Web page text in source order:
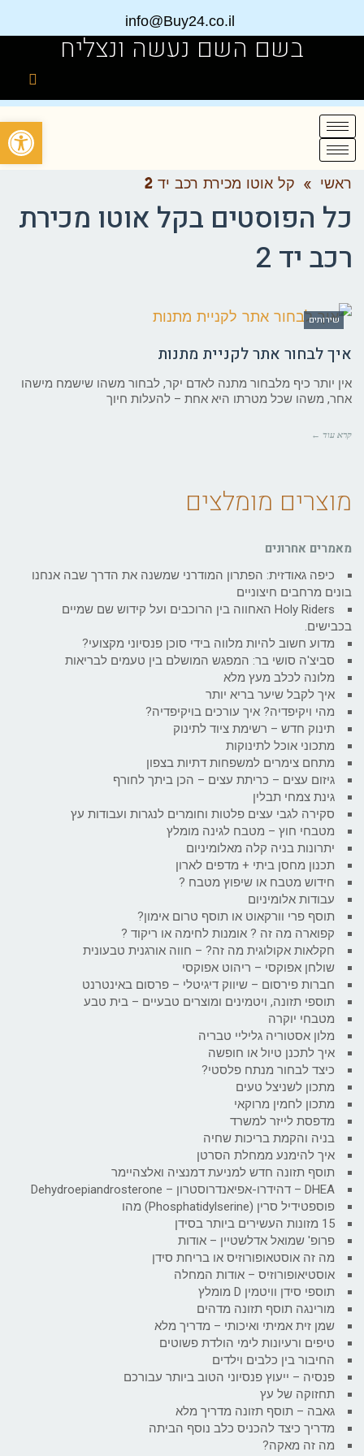
info@Buy24.co.il
בשם השם נעשה ונצליח
ראשי » קל אוטו מכירת רכב יד 2
כל הפוסטים בקל אוטו מכירת
רכב יד 2
שירותים
איך לבחור אתר לקניית מתנות
אין יותר כיף מלבחור מתנה לאדם יקר, לבחור משהו שישמח מישהו
אחר, משהו שכל מטרתו היא אחת – להעלות חיוך
קרא עוד ←
מוצרים מומלצים
מאמרים אחרונים
כיפה גאודזית: הפתרון המודרני שמשנה את הדרך שבה אנחנו
בונים מרחבים חיצוניים
Holy Riders האחווה בין הרוכבים ועל קידוש שם שמיים
בכבישים.
מדוע חשוב להיות מלווה בידי סוכן פנסיוני מקצועי?
סביצ'ה סושי בר: המפגש המושלם בין טעמים לבריאות
מלונה לכלב מעץ מלא
איך לקבל שיער בריא יותר
מהי ויקיפדיה? איך עורכים בויקיפדיה?
תינוק חדש – רשימת ציוד לתינוק
מתכוני אוכל לתינוקות
מתחם צימרים למשפחות דתיות בצפון
גיזום עצים – כריתת עצים – הכן ביתך לחורף
גינת צמחי תבלין
סקירה לגבי עצים פלטות וחומרים לנגרות ועבודות עץ
מטבחי חוץ – מטבח לגינה מומלץ
יתרונות בניה קלה מאלומיניום
תכנון מחסן ביתי + מדפים לארון
חידוש מטבח או שיפוץ מטבח ?
עבודות אלומיניום
תוסף פרי וורקאוט או תוסף טרום אימון?
קפוארה מה זה ? אומנות לחימה או ריקוד ?
חקלאות אקולוגית מה זה? – חווה אורגנית טבעונית
שולחן אפוקסי – ריהוט אפוקסי
חברות פירסום – שיווק דיגיטלי – פרסום באינטרנט
תוספי תזונה, ויטמינים ומוצרים טבעיים – בית טבע
מטבחי יוקרה
מלון אסטוריה גליליי טבריה
איך לתכנן טיול או חופשה
כיצד לבחור מנתח פלסטי?
מתכון לשניצל טעים
מתכון לחמין מרוקאי
מדפסת לייזר למשרד
בניה והקמת בריכות שחיה
איך להימנע ממחלת הסרטן
תוסף תזונה חדש למניעת דמנציה ואלצהיימר
DHEA – דהידרו-אפיאנדרוסטרון – Dehydroepiandrosterone
פוספטידיל סרין (Phosphatidylserine) מהו
15 מזונות העשירים ביותר בסידן
פרופ' שמואל אדלשטיין – אודות
מה זה אוסטאופורוזיס או בריחת סידן
אוסטיאופורוזיס – אודות המחלה
תוספי סידן וויטמין D מומלץ
מורינגה תוסף תזונה מדהים
שמן זית אמיתי ואיכותי – מדריך מלא
טיפים ורעיונות לימי הולדת פשוטים
החיבור בין כלבים וילדים
פנסיה – ייעוץ פנסיוני הטוב ביותר עבורכם
תחזוקה של עץ
גאבה – תוסף תזונה מדריך מלא
מדריך כיצד להכניס כלב נוסף הביתה
מה זה מאקה?